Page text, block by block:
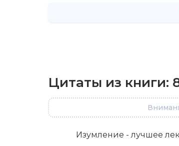
Цитаты из книги:
Изумление - лучшее